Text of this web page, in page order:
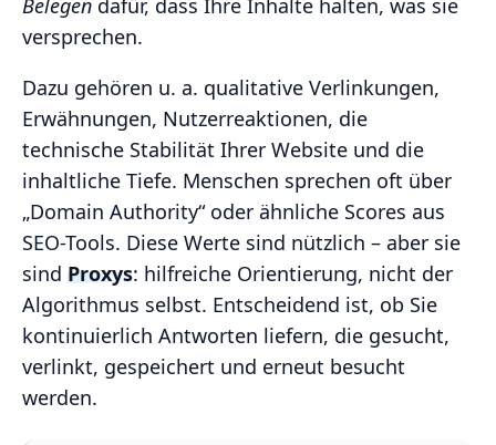
Belegen dafür, dass Ihre Inhalte halten, was sie
versprechen.
Dazu gehören u. a. qualitative Verlinkungen,
Erwähnungen, Nutzerreaktionen, die
technische Stabilität Ihrer Website und die
inhaltliche Tiefe. Menschen sprechen oft über
„Domain Authority“ oder ähnliche Scores aus
SEO-Tools. Diese Werte sind nützlich – aber sie
sind Proxys: hilfreiche Orientierung, nicht der
Algorithmus selbst. Entscheidend ist, ob Sie
kontinuierlich Antworten liefern, die gesucht,
verlinkt, gespeichert und erneut besucht
werden.